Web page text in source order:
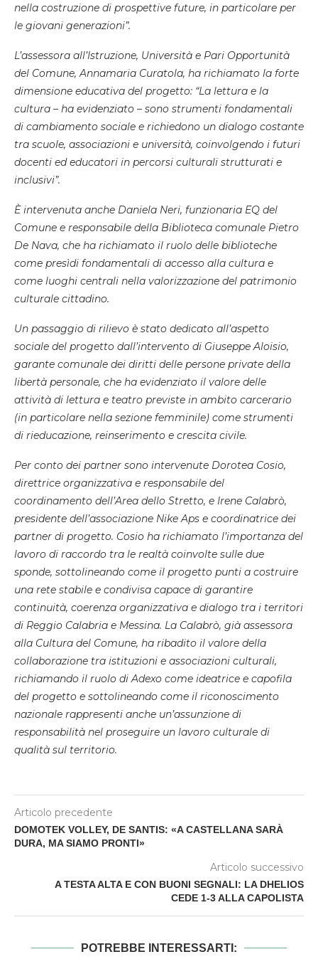
nella costruzione di prospettive future, in particolare per
le giovani generazioni”.
L’assessora all’Istruzione, Università e Pari Opportunità
del Comune, Annamaria Curatola, ha richiamato la forte
dimensione educativa del progetto: “La lettura e la
cultura – ha evidenziato – sono strumenti fondamentali
di cambiamento sociale e richiedono un dialogo costante
tra scuole, associazioni e università, coinvolgendo i futuri
docenti ed educatori in percorsi culturali strutturati e
inclusivi”.
È intervenuta anche Daniela Neri, funzionaria EQ del
Comune e responsabile della Biblioteca comunale Pietro
De Nava, che ha richiamato il ruolo delle biblioteche
come presìdi fondamentali di accesso alla cultura e
come luoghi centrali nella valorizzazione del patrimonio
culturale cittadino.
Un passaggio di rilievo è stato dedicato all’aspetto
sociale del progetto dall’intervento di Giuseppe Aloisio,
garante comunale dei diritti delle persone private della
libertà personale, che ha evidenziato il valore delle
attività di lettura e teatro previste in ambito carcerario
(in particolare nella sezione femminile) come strumenti
di rieducazione, reinserimento e crescita civile.
Per conto dei partner sono intervenute Dorotea Cosio,
direttrice organizzativa e responsabile del
coordinamento dell’Area dello Stretto, e Irene Calabrò,
presidente dell’associazione Nike Aps e coordinatrice dei
partner di progetto. Cosio ha richiamato l’importanza del
lavoro di raccordo tra le realtà coinvolte sulle due
sponde, sottolineando come il progetto punti a costruire
una rete stabile e condivisa capace di garantire
continuità, coerenza organizzativa e dialogo tra i territori
di Reggio Calabria e Messina. La Calabrò, già assessora
alla Cultura del Comune, ha ribadito il valore della
collaborazione tra istituzioni e associazioni culturali,
richiamando il ruolo di Adexo come ideatrice e capofila
del progetto e sottolineando come il riconoscimento
nazionale rappresenti anche un’assunzione di
responsabilità nel proseguire un lavoro culturale di
qualità sul territorio.
Articolo precedente
DOMOTEK VOLLEY, DE SANTIS: «A CASTELLANA SARÀ
DURA, MA SIAMO PRONTI»
Articolo successivo
A TESTA ALTA E CON BUONI SEGNALI: LA DHELIOS
CEDE 1-3 ALLA CAPOLISTA
POTREBBE INTERESSARTI: